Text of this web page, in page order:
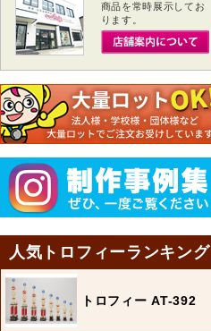
商品を常時展示してお
ります。
人気トロフィーランキング
トロフィー AT-392